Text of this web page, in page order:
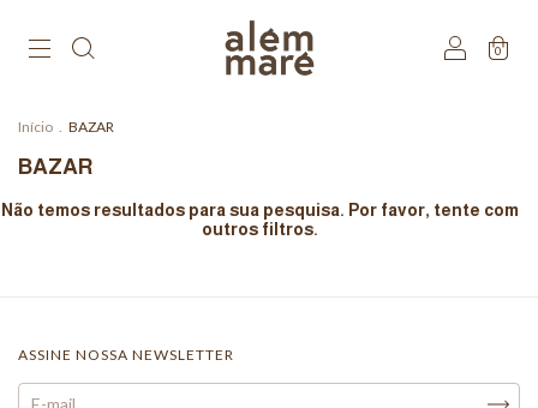
0
Início . BAZAR
BAZAR
Não temos resultados para sua pesquisa. Por favor, tente com
outros filtros.
ASSINE NOSSA NEWSLETTER